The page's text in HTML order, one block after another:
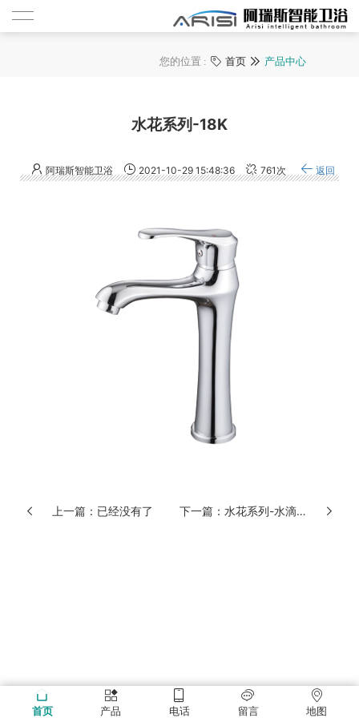
您的位置 : 首页  产品中心
水花系列-18K
阿瑞斯智能卫浴 2021-10-29 15:48:36 761次 返回
上一篇：已经没有了 下一篇：水花系列-水滴中
首页 产品 电话 留言 地图